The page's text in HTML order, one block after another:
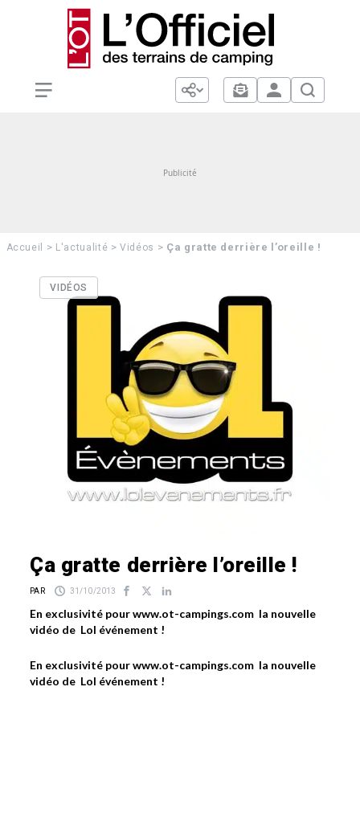
Accueil > L'actualité >Vidéos > Ça gratte derrière l’oreille !
VIDÉOS
Ça gratte derrière l’oreille !
PAR 31/10/2013
En exclusivité pour www.ot-campings.com la nouvelle
vidéo de Lol événement !
En exclusivité pour www.ot-campings.com la nouvelle
vidéo de Lol événement !